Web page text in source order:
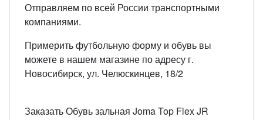
Отправляем по всей России транспортными
компаниями.
Примерить футбольную форму и обувь вы
можете в нашем магазине по адресу г.
Новосибирск, ул. Челюскинцев, 18/2
Заказать Обувь зальная Joma Top Flex JR